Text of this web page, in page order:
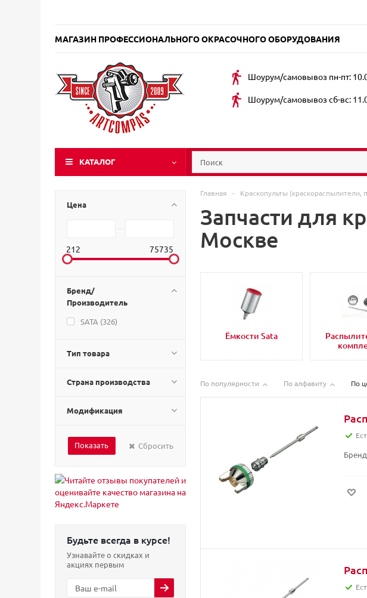
МАГАЗИН ПРОФЕССИОНАЛЬНОГО ОКРАСОЧНОГО ОБОРУДОВАНИЯ
Шоурум/самовывоз пн-пт:
Шоурум/самовывоз сб-вс:
КАТАЛОГ
Цена
212 75735
Бренд/
Производитель
SATA (326)
Тип товара
Страна производства
Модификация
Сбросить
Будьте всегда в курсе!
Узнавайте о скидках и
акциях первым
Главная - Краскопульты (краскораспылители,
Запчасти для
Москве
Ёмкости Sata
По популярности По алфавиту По